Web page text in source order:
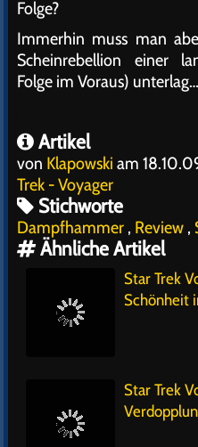
Folge?
Immerhin muss man
Scheinrebellion einer
Folge im Voraus) unterlag…
Artikel
von Klapowski am
Trek - Voyager
Stichworte
Dampfhammer , Review ,
Ähnliche Artikel
Star Trek
Schönheit
Star Trek